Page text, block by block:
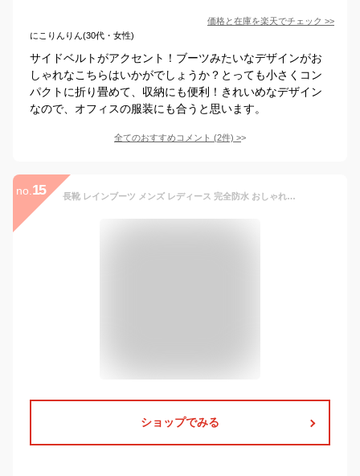
価格と在庫を楽天でチェック >>
にこりんりん(30代・女性)
サイドベルトがアクセント！ブーツみたいなデザインがお
しゃれなこちらはいかがでしょうか？とっても小さくコン
パクトに折り畳めて、収納にも便利！きれいめなデザイン
なので、オフィスの服装にも合うと思います。
全てのおすすめコメント (2件) >
no. 15 長靴 レインブーツ メンズ レディース 完全防水 おしゃれ 軽量 雨 雪 台風 雨靴 疲れない 滑りにくい 雨具 釣り 農作業 田植え ガーデニング 通学 通勤 痛くない 歩きやすい 折りたたみ 防災 グッズ 人気 ランキング 登山 アウトドア キャンプ LAD WEATHER ラドウェザー
ショップでみる